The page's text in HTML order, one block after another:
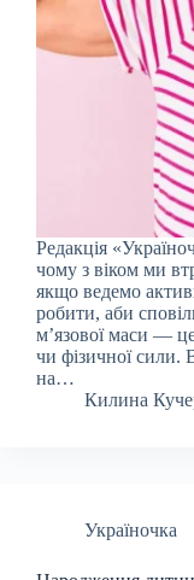
Редакція
чому з віком ми
якщо ведемо
робити, аби
м’язової маси —
чи фізичної сили.
на…
Килина
Україночка